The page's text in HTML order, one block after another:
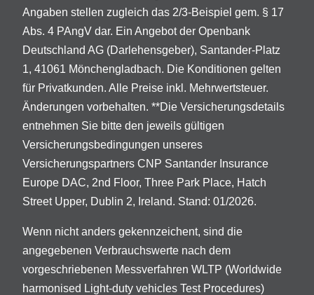
Angaben stellen zugleich das 2/3-Beispiel gem. § 17
Abs. 4 PAngV dar. Ein Angebot der Openbank
Deutschland AG (Darlehensgeber), Santander-Platz
1, 41061 Mönchengladbach. Die Konditionen gelten
für Privatkunden. Alle Preise inkl. Mehrwertsteuer.
Änderungen vorbehalten. **Die Versicherungsdetails
entnehmen Sie bitte den jeweils gültigen
Versicherungsbedingungen unseres
Versicherungspartners CNP Santander Insurance
Europe DAC, 2nd Floor, Three Park Place, Hatch
Street Upper, Dublin 2, Ireland. Stand: 01/2026.
Wenn nicht anders gekennzeichent, sind die
angegebenen Verbrauchswerte nach dem
vorgeschriebenen Messverfahren WLTP (Worldwide
harmonised Light-duty vehicles Test Procedures)